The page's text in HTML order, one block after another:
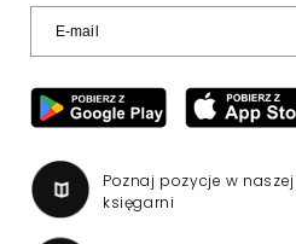
Poznaj pozycje w naszej
księgarni